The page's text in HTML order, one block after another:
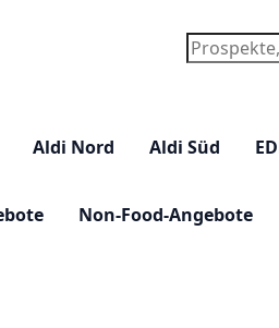
Suchen
Aldi Nord Aldi Süd
Non-Food-Angebote